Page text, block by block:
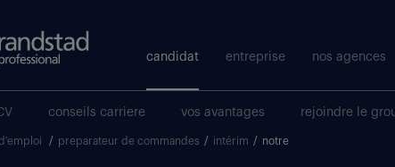
candidat entreprise nos agences
conseils carriere vos avantages rejoindre le
/ preparateur de commandes / intérim / notre